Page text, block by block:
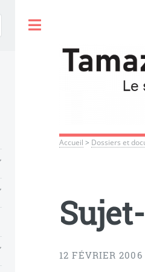
Accueil > Dossiers et
12 FÉVRIER 2006